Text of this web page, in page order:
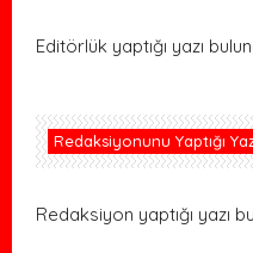
Editörlük yaptığı yazı
Redaksiyonunu Yaptığı
Redaksiyon yaptığı yazı